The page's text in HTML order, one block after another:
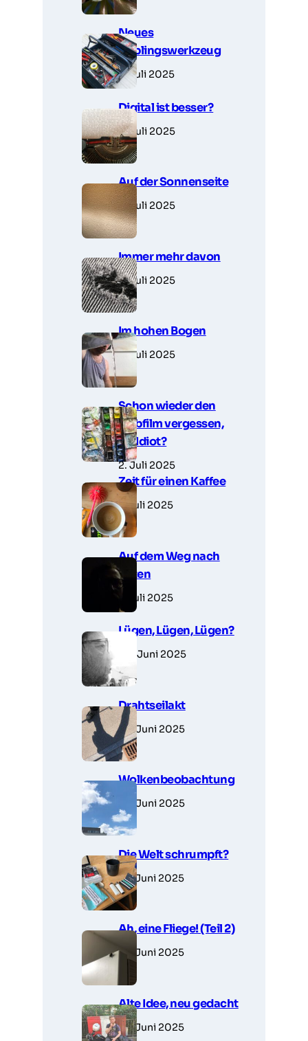
Neues
Lieblingswerkzeug
7. Juli 2025
Digital ist besser?
6. Juli 2025
Auf der Sonnenseite
5. Juli 2025
Immer mehr davon
5. Juli 2025
Im hohen Bogen
3. Juli 2025
Schon wieder den
Farbfilm vergessen,
Du Idiot?
2. Juli 2025
Zeit für einen Kaffee
1. Juli 2025
Auf dem Weg nach
unten
1. Juli 2025
Lügen, Lügen, Lügen?
30. Juni 2025
Drahtseilakt
28. Juni 2025
Wolkenbeobachtung
28. Juni 2025
Die Welt schrumpft?
27. Juni 2025
Ah, eine Fliege! (Teil 2)
27. Juni 2025
Alte Idee, neu gedacht
27. Juni 2025